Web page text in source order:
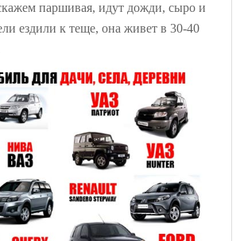
паршивая, идут дожди, сыро и
ездили к теще, она живет в 30-40